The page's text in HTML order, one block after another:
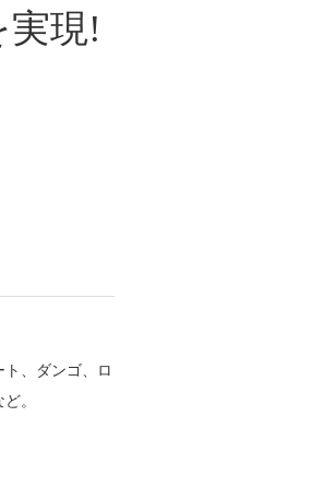
、ダンゴ、ロ
。